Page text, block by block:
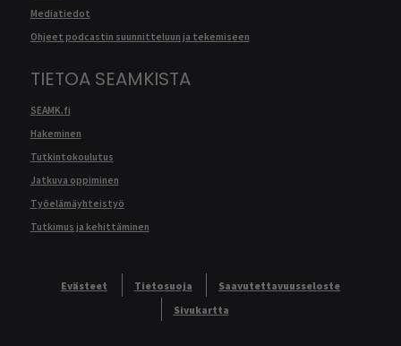
Mediatiedot
Ohjeet podcastin suunnitteluun ja tekemiseen
TIETOA SEAMKISTA
SEAMK.fi
Hakeminen
Tutkintokoulutus
Jatkuva oppiminen
Työelämäyhteistyö
Tutkimus ja kehittäminen
Evästeet Tietosuoja
Saavutettavuusseloste
Sivukartta